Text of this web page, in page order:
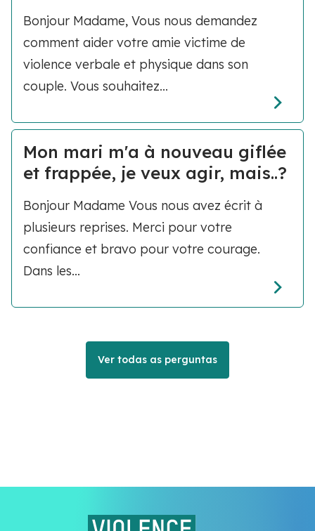
Bonjour Madame, Vous nous demandez
comment aider votre amie victime de
violence verbale et physique dans son
couple. Vous souhaitez...
Mon mari m'a à nouveau giflée
et frappée, je veux agir, mais..?
Bonjour Madame Vous nous avez écrit à
plusieurs reprises. Merci pour votre
confiance et bravo pour votre courage.
Dans les...
Ver todas as perguntas